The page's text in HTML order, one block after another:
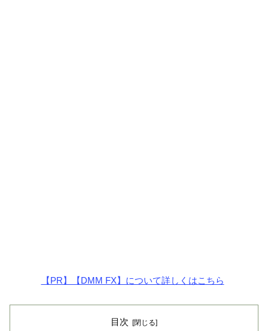
【PR】【DMM FX】について詳しくはこちら
目次